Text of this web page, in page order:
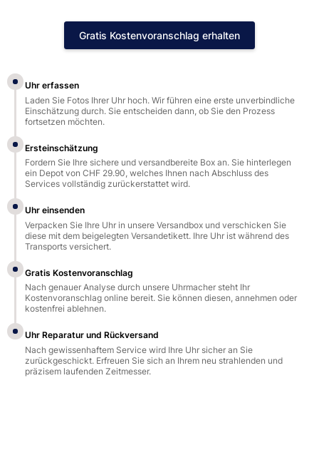
Gratis Kostenvoranschlag erhalten
Uhr erfassen
Laden Sie Fotos Ihrer Uhr hoch. Wir führen eine erste unverbindliche
Einschätzung durch. Sie entscheiden dann, ob Sie den Prozess
fortsetzen möchten.
Ersteinschätzung
Fordern Sie Ihre sichere und versandbereite Box an. Sie hinterlegen
ein Depot von CHF 29.90, welches Ihnen nach Abschluss des
Services vollständig zurückerstattet wird.
Uhr einsenden
Verpacken Sie Ihre Uhr in unsere Versandbox und verschicken Sie
diese mit dem beigelegten Versandetikett. Ihre Uhr ist während des
Transports versichert.
Gratis Kostenvoranschlag
Nach genauer Analyse durch unsere Uhrmacher steht Ihr
Kostenvoranschlag online bereit. Sie können diesen, annehmen oder
kostenfrei ablehnen.
Uhr Reparatur und Rückversand
Nach gewissenhaftem Service wird Ihre Uhr sicher an Sie
zurückgeschickt. Erfreuen Sie sich an Ihrem neu strahlenden und
präzisem laufenden Zeitmesser.